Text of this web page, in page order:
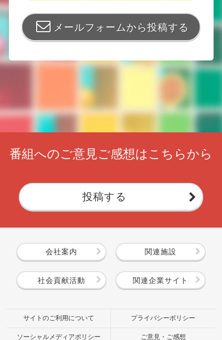
メールフォームから投稿する
番組へのご意見ご感想はこちらから
投稿する
会社案内 関連施設
社会貢献活動 関連企業サイト
サイトのご利用について プライバシーポリシー
ソーシャルメディアポリシー ご意見・ご感想